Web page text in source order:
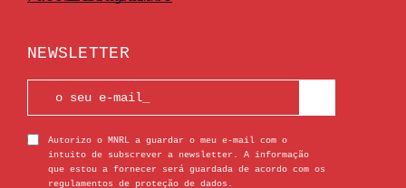
NEWSLETTER
Autorizo o MNRL a guardar o meu e-mail com o
intuito de subscrever a newsletter. A informação
que estou a fornecer será guardada de acordo com os
regulamentos de proteção de dados.